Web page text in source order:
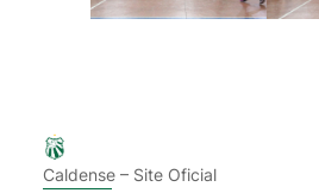
Caldense – Site Oficial